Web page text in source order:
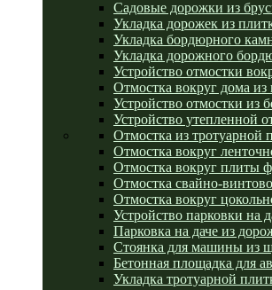
Садовые дорожки из
Укладка дорожек из
Укладка бордюрного
Укладка дорожного
Устройство отмостки
Отмостка вокруг дома из
Устройство отмостки из
Устройство утепленной
Отмостка из тротуарной
Отмостка вокруг
Отмостка вокруг плиты
Отмостка свайно-
Отмостка вокруг
Устройство парковки на
Парковка на даче из
Стоянка для машины из
Бетонная площадка для
Укладка тротуарной